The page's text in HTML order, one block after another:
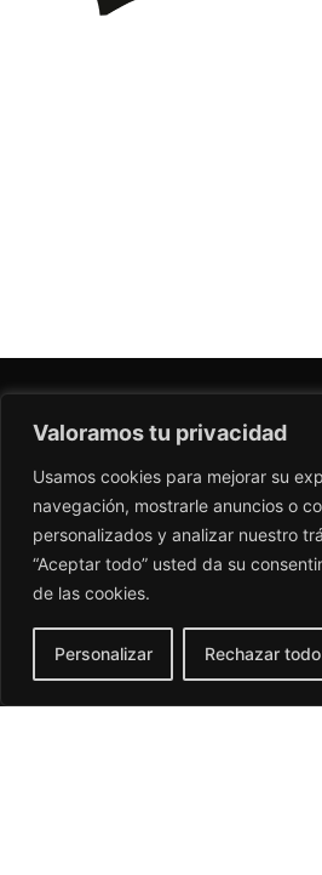
Valoramos tu privacidad
Usamos cookies para mejorar su
navegación, mostrarle anuncios o
personalizados y analizar nuestro
“Aceptar todo” usted da su
de las cookies.
Personalizar Rechazar todo
Enjoy the experience of the
Barcelona.
Cookie PolicyAccessibility
Sant Antoni Maria Claret, 211
Barcelona
647 66 12 36